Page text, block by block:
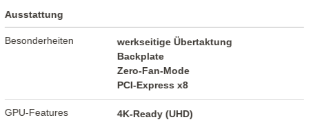
Ausstattung
Besonderheiten
werkseitige Übertaktung
Backplate
Zero-Fan-Mode
PCI-Express x8
GPU-Features
4K-Ready (UHD)